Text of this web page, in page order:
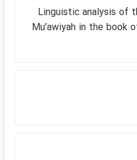
Linguistic analysis of
Muʹawiyah in the book